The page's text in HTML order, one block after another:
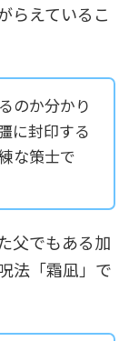
らえているこ
のか分かり
に封印する
な策士で
父でもある加
法「霜凪」で